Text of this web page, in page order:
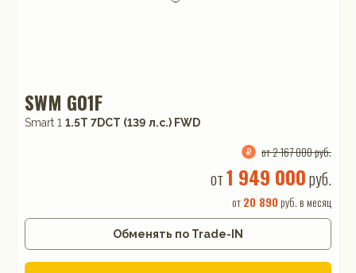
SWM G01F
Smart 1 1.5T 7DCT (139 л.с.) FWD
от 2 167 000 руб.
от1 949 000руб.
от20 890 руб. в месяц
Обменять по Trade-IN